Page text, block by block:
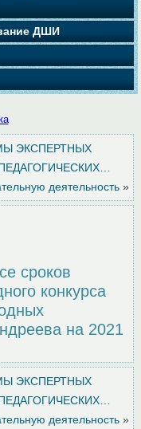
ДШИ
ЭКСПЕРТНЫХ
деятельность»
сроков
конкурса
на 2021
ЭКСПЕРТНЫХ
деятельность»